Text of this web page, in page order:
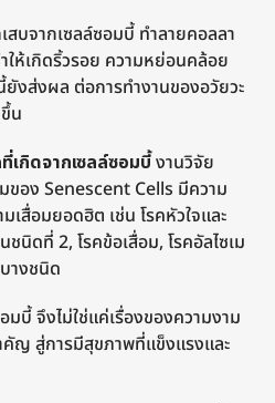
สบจากเซลล์ซอมบี้ ทำลายคอลลา
ให้เกิดริ้วรอย ความหย่อนคล้อย
งส่งผล ต่อการทำงานของอวัยวะ
น
เกิดจากเซลล์ซอมบี้งานวิจัย
ของ Senescent Cells มีความ
เสื่อมยอดฮิต เช่น โรคหัวใจและ
ชนิดที่ 2, โรคข้อเสื่อม, โรคอัลไซเม
างชนิด
บี้ จึงไม่ใช่แค่เรื่องของความงาม
ญ สู่การมีสุขภาพที่แข็งแรงและ